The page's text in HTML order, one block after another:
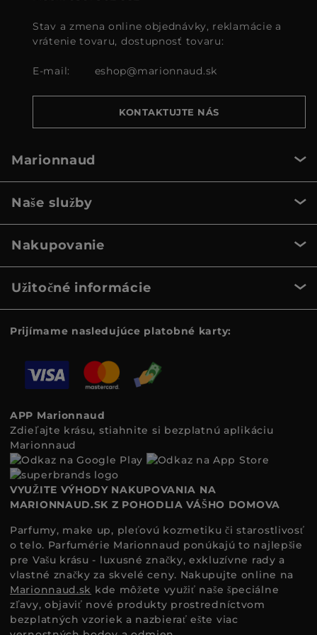
Stav a zmena online objednávky, reklamácie a
vrátenie tovaru, dostupnosť tovaru:
E-mail: eshop@marionnaud.sk
KONTAKTUJTE NÁS
Marionnaud
Naše služby
Nakupovanie
Užitočné informácie
Prijímame nasledujúce platobné karty:
APP Marionnaud
Zdieľajte krásu, stiahnite si bezplatnú aplikáciu
Marionnaud
VYUŽITE VÝHODY NAKUPOVANIA NA
MARIONNAUD.SK Z POHODLIA VÁŠHO DOMOVA
Parfumy, make up, pleťovú kozmetiku či starostlivosť
o telo. Parfumérie Marionnaud ponúkajú to najlepšie
pre Vašu krásu - luxusné značky, exkluzívne rady a
vlastné značky za skvelé ceny. Nakupujte online na
Marionnaud.sk kde môžete využiť naše špeciálne
zľavy, objaviť nové produkty prostredníctvom
bezplatných vzoriek a nazbierať ešte viac